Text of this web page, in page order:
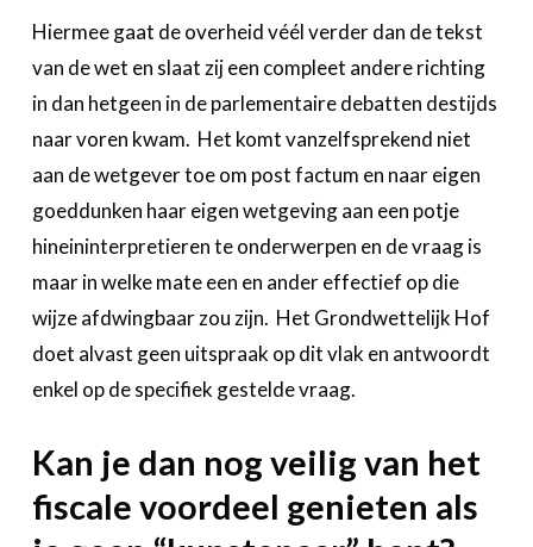
Hiermee gaat de overheid véél verder dan de tekst
van de wet en slaat zij een compleet andere richting
in dan hetgeen in de parlementaire debatten destijds
naar voren kwam. Het komt vanzelfsprekend niet
aan de wetgever toe om post factum en naar eigen
goeddunken haar eigen wetgeving aan een potje
hineininterpretieren te onderwerpen en de vraag is
maar in welke mate een en ander effectief op die
wijze afdwingbaar zou zijn. Het Grondwettelijk Hof
doet alvast geen uitspraak op dit vlak en antwoordt
enkel op de specifiek gestelde vraag.
Kan je dan nog veilig van het
fiscale voordeel genieten als